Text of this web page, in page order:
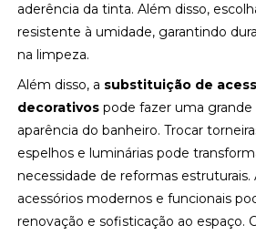
aderência da tinta. Além disso,
resistente à umidade, garantindo
na limpeza.
Além disso, a substituição de
decorativos pode fazer uma grande
aparência do banheiro. Trocar
espelhos e luminárias pode
necessidade de reformas estruturais.
acessórios modernos e funcionais
renovação e sofisticação ao espaço.